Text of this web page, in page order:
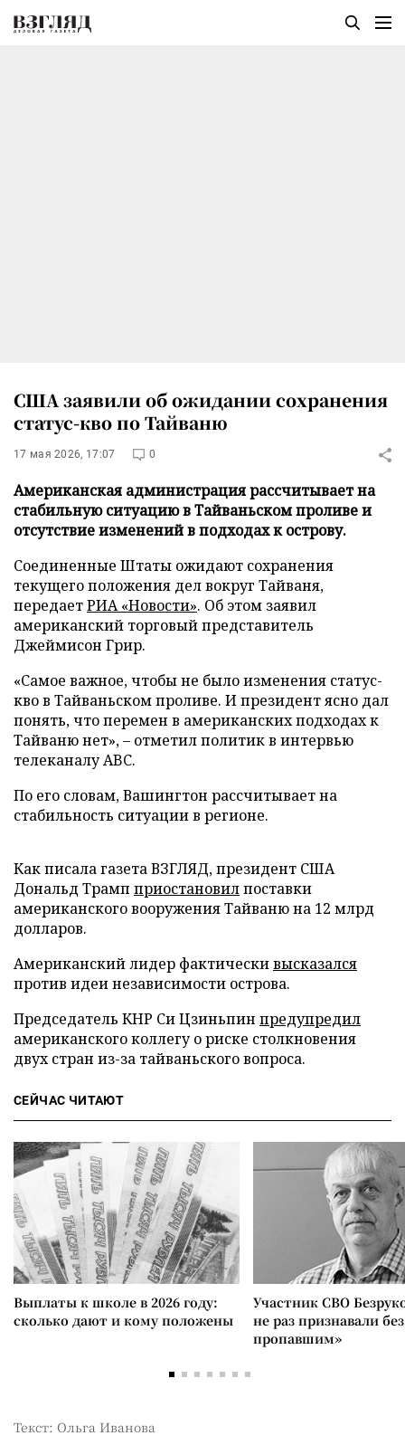
США заявили об ожидании сохранения
статус-кво по Тайваню
17 мая 2026, 17:07 0
Американская администрация рассчитывает на
стабильную ситуацию в Тайваньском проливе и
отсутствие изменений в подходах к острову.
Соединенные Штаты ожидают сохранения
текущего положения дел вокруг Тайваня,
передаетРИА «Новости». Об этом заявил
американский торговый представитель
Джеймисон Грир.
«Самое важное, чтобы не было изменения статус-
кво в Тайваньском проливе. И президент ясно дал
понять, что перемен в американских подходах к
Тайваню нет», – отметил политик в интервью
телеканалу ABC.
По его словам, Вашингтон рассчитывает на
стабильность ситуации в регионе.
Как писала газета ВЗГЛЯД, президент США
Дональд Трамп приостановилпоставки
американского вооружения Тайваню на 12 млрд
долларов.
Американский лидер фактическивысказался
против идеи независимости острова.
Председатель КНР Си Цзиньпин предупредил
американского коллегу о риске столкновения
двух стран из-за тайваньского вопроса.
СЕЙЧАС ЧИТАЮТ
Выплаты к школе в 2026 году:
сколько дают и кому положены
Участник СВО
не раз признавали
пропавшим»
Текст: Ольга Иванова